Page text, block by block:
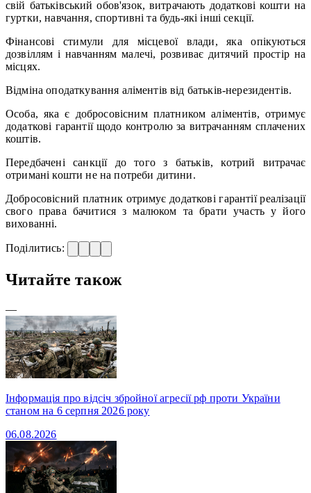
свій батьківський обов'язок, витрачають додаткові кошти на
гуртки, навчання, спортивні та будь-які інші секції.
Фінансові стимули для місцевої влади, яка опікуються
дозвіллям і навчанням малечі, розвиває дитячий простір на
місцях.
Відміна оподаткування аліментів від батьків-нерезидентів.
Особа, яка є добросовісним платником аліментів, отримує
додаткові гарантії щодо контролю за витрачанням сплачених
коштів.
Передбачені санкції до того з батьків, котрий витрачає
отримані кошти не на потреби дитини.
Добросовісний платник отримує додаткові гарантії реалізації
свого права бачитися з малюком та брати участь у його
вихованні.
Поділитись:
Читайте також
—
Інформація про відсіч збройної агресії рф проти України
станом на 6 серпня 2026 року
06.08.2026